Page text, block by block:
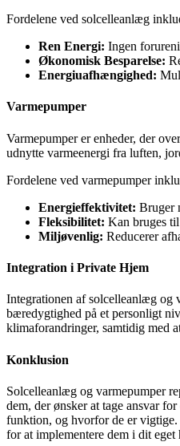
Fordelene ved solcelleanlæg
Ren Energi: Ingen
Økonomisk Besparelse:
Energiuafhængighed:
Varmepumper
Varmepumper er enheder, der
udnytte varmeenergi fra luften,
Fordelene ved varmepumper
Energieffektivitet: Bruger
Fleksibilitet: Kan bruges
Miljøvenlig: Reducerer
Integration i Private Hjem
Integrationen af solcelleanlæg og
bæredygtighed på et personligt
klimaforandringer, samtidig med
Konklusion
Solcelleanlæg og varmepumper
dem, der ønsker at tage ansvar
funktion, og hvorfor de er
for at implementere dem i dit eget